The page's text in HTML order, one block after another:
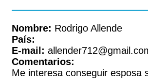
Nombre: Rodrigo Allende
País:
E-mail:
Comentarios:
Me interesa conseguir esposa